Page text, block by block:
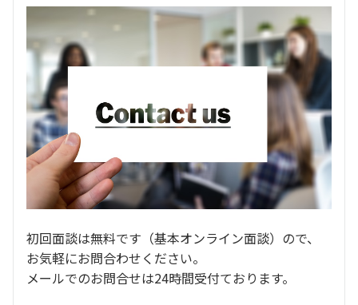
初回面談は無料です（基本オンライン面談）ので、
お気軽にお問合わせください。
メールでのお問合せは24時間受付ております。